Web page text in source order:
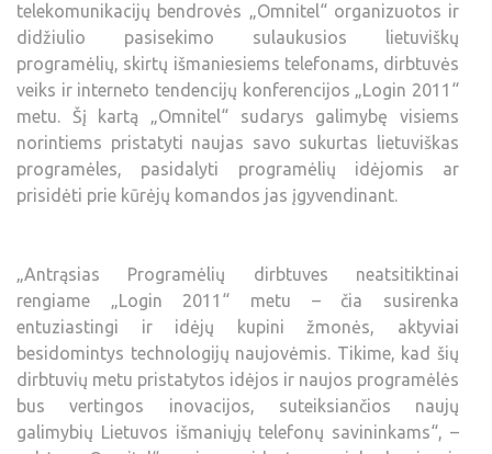
telekomunikacijų bendrovės „Omnitel“ organizuotos ir
didžiulio pasisekimo sulaukusios lietuviškų
programėlių, skirtų išmaniesiems telefonams, dirbtuvės
veiks ir interneto tendencijų konferencijos „Login 2011“
metu. Šį kartą „Omnitel“ sudarys galimybę visiems
norintiems pristatyti naujas savo sukurtas lietuviškas
programėles, pasidalyti programėlių idėjomis ar
prisidėti prie kūrėjų komandos jas įgyvendinant.
„Antrąsias Programėlių dirbtuves neatsitiktinai
rengiame „Login 2011“ metu – čia susirenka
entuziastingi ir idėjų kupini žmonės, aktyviai
besidomintys technologijų naujovėmis. Tikime, kad šių
dirbtuvių metu pristatytos idėjos ir naujos programėlės
bus vertingos inovacijos, suteiksiančios naujų
galimybių Lietuvos išmaniųjų telefonų savininkams“, –